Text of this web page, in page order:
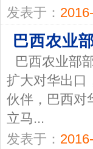
发表于：
巴西农业
巴西农业部
扩大对华出口
伙伴，巴西对
立马...
发表于：